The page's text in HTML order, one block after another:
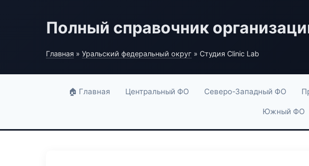
Полный справочник
Главная » Уральский федеральный округ » Студия Clinic Lab
🏠 Главная Центральный ФО Северо-Западный ФО
Южный ФО